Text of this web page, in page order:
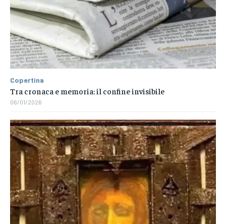
Copertina
Tra cronaca e memoria: il confine invisibile
06/01/2026